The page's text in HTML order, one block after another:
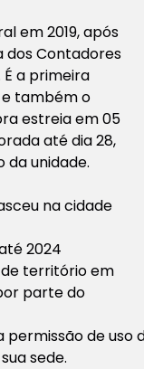
em 2019, após
dos Contadores
a primeira
também o
estreia em 05
até dia 28,
da unidade.
na cidade
2024
território em
parte do
de uso
sede.